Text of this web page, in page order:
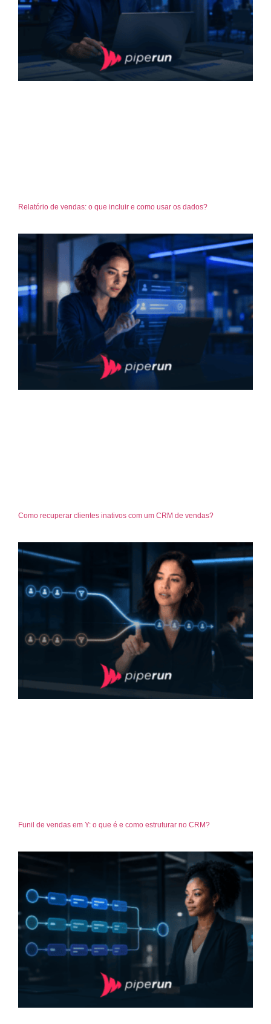
Relatório de vendas: o que incluir e como usar os dados?
Como recuperar clientes inativos com um CRM de vendas?
Funil de vendas em Y: o que é e como estruturar no CRM?